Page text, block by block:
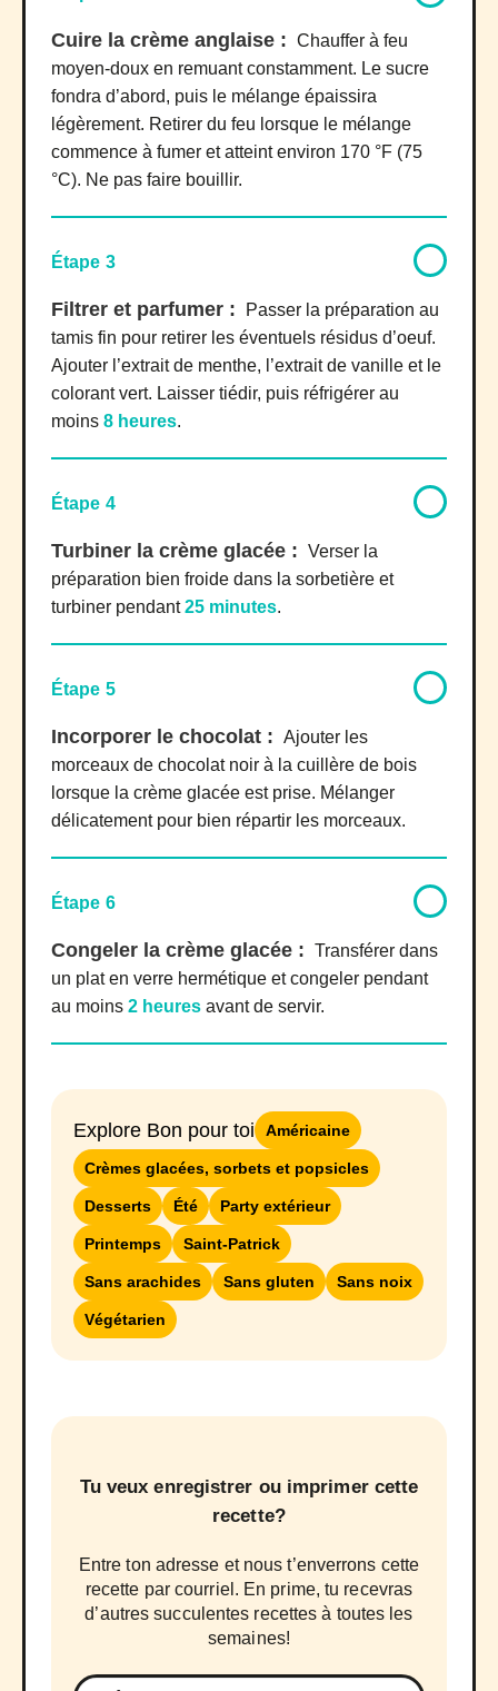
Cuire la crème anglaise : Chauffer à feu
moyen-doux en remuant constamment. Le sucre
fondra d’abord, puis le mélange épaissira
légèrement. Retirer du feu lorsque le mélange
commence à fumer et atteint environ 170 °F (75
°C). Ne pas faire bouillir.
Étape 3
Filtrer et parfumer :
Passer la préparation au
tamis fin pour retirer les éventuels résidus d’oeuf.
Ajouter l’extrait de menthe, l’extrait de vanille et le
colorant vert. Laisser tiédir, puis réfrigérer au
moins 8 heures.
Étape 4
Turbiner la crème glacée : Verser la
préparation bien froide dans la sorbetière et
turbiner pendant25 minutes.
Étape 5
Incorporer le chocolat : Ajouter les
morceaux de chocolat noir à la cuillère de bois
lorsque la crème glacée est prise. Mélanger
délicatement pour bien répartir les morceaux.
Étape 6
Congeler la crème glacée : Transférer dans
un plat en verre hermétique et congeler pendant
au moins 2 heures avant de servir.
Explore Bon pour toi Américaine
Crèmes glacées, sorbets et popsicles
Desserts Été Party extérieur
Printemps Saint-Patrick
Sans arachides Sans gluten Sans noix
Végétarien
Tu veux enregistrer ou imprimer cette
recette?
Entre ton adresse et nous t’enverrons cette
recette par courriel. En prime, tu recevras
d’autres succulentes recettes à toutes les
semaines!